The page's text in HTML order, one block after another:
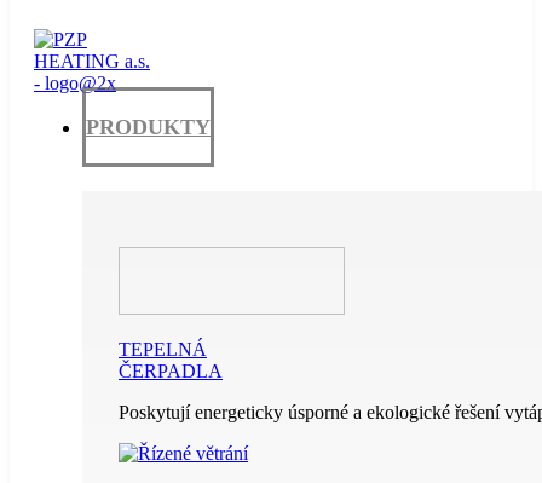
PRODUKTY
TEPELNÁ
ČERPADLA
Poskytují energeticky úsporné a ekologické řešení